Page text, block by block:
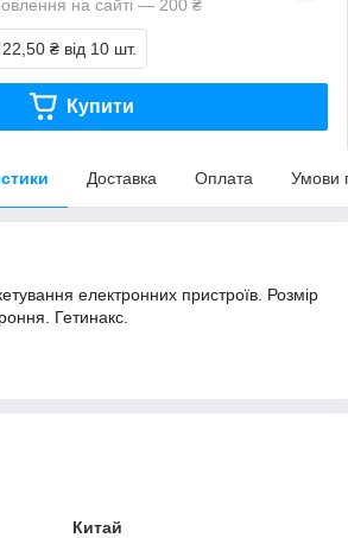
на сайті — 200 ₴
22,50 ₴ від 10 шт.
Купити
Доставка Оплата Умови
електронних пристроїв. Розмір
Гетинакс.
Китай